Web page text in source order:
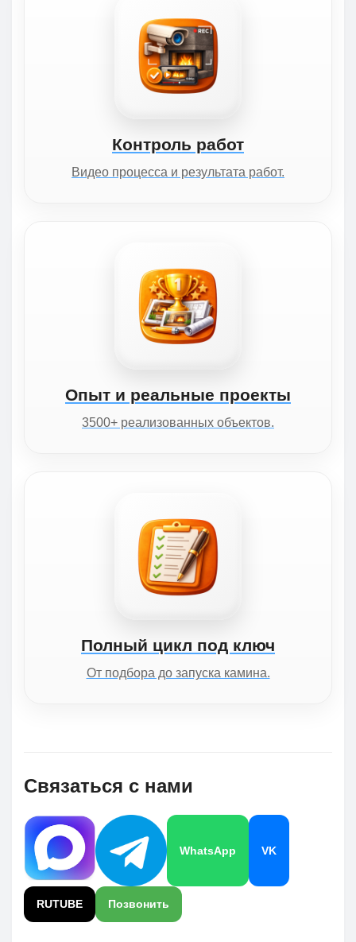
Контроль работ
Видео процесса и результата работ.
Опыт и реальные проекты
3500+ реализованных объектов.
Полный цикл под ключ
От подбора до запуска камина.
Связаться с нами
WhatsApp VK
RUTUBE Позвонить